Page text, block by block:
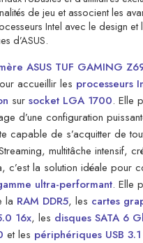
de jeu et associent les
Intel avec le design et
d’ASUS.
ASUS TUF GAMING
accueillir les processeurs
sur socket LGA 1700. Elle
d’une configuration
capable de s’acquitter de
multitâche intensif,
c’est la solution idéale pour
ultra-performant. Elle
la RAM DDR5, les cartes
16x, les disques SATA 6
et les périphériques USB 3.1